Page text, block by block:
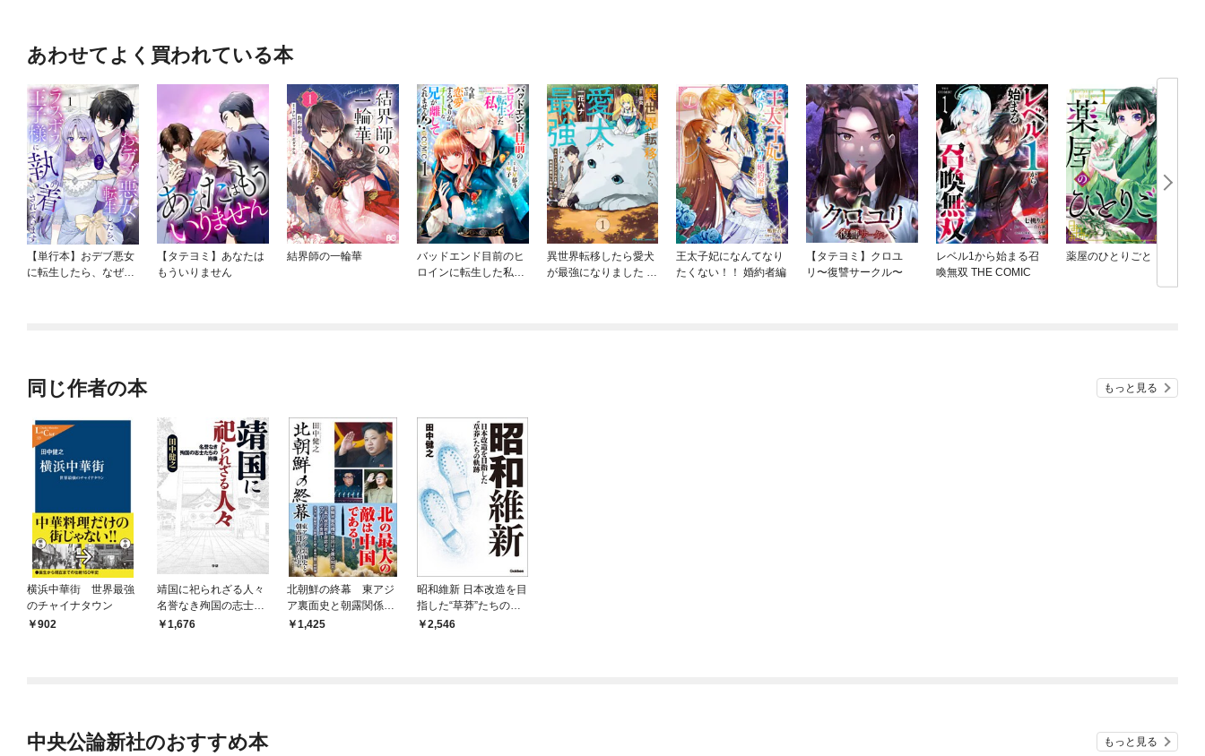
あわせてよく買われている本
【単行本】おデブ悪女
に転生したら、なぜか
【タテヨミ】あなたは
もういりません
結界師の一輪華
バッドエンド目前のヒ
ロインに転生した私、
異世界転移したら愛犬
が最強になりました ～
王太子妃になんてなり
たくない！！ 婚約者編
【タテヨミ】クロユ
リ〜復讐サークル〜
レベル1から始まる召
喚無双 THE COMIC
薬屋のひとりごと
同じ作者の本 もっと見る
横浜中華街 世界最強
のチャイナタウン
902
靖国に祀られざる人々
名誉なき殉国の志士た
ちの肖像
1,676
北朝鮮の終幕 東アジ
ア裏面史と朝露関係の
真実1,425
昭和維新 日本改造を目
指した“草莽”たちの軌
跡2,546
中央公論新社のおすすめ本 もっと見る